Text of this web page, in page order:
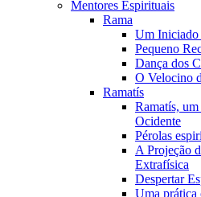
Mentores Espirituais
Rama
Um Iniciado
Pequeno
Dança dos
O Velocino
Ramatís
Ramatís,
Ocidente
Pérolas
A Projeção
Extrafísica
Despertar
Uma prática